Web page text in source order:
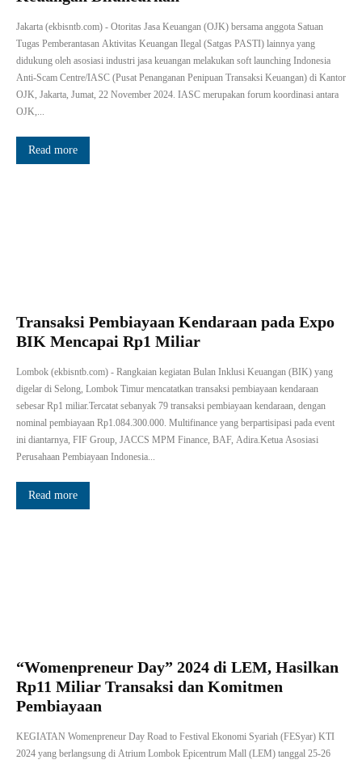
Jakarta (ekbisntb.com) - Otoritas Jasa Keuangan (OJK) bersama anggota Satuan
Tugas Pemberantasan Aktivitas Keuangan Ilegal (Satgas PASTI) lainnya yang
didukung oleh asosiasi industri jasa keuangan melakukan soft launching Indonesia
Anti-Scam Centre/IASC (Pusat Penanganan Penipuan Transaksi Keuangan) di Kantor
OJK, Jakarta, Jumat, 22 November 2024. IASC merupakan forum koordinasi antara
OJK,...
Read more
Transaksi Pembiayaan Kendaraan pada Expo
BIK Mencapai Rp1 Miliar
Lombok (ekbisntb.com) - Rangkaian kegiatan Bulan Inklusi Keuangan (BIK) yang
digelar di Selong, Lombok Timur mencatatkan transaksi pembiayaan kendaraan
sebesar Rp1 miliar.Tercatat sebanyak 79 transaksi pembiayaan kendaraan, dengan
nominal pembiayaan Rp1.084.300.000. Multifinance yang berpartisipasi pada event
ini diantarnya, FIF Group, JACCS MPM Finance, BAF, Adira.Ketua Asosiasi
Perusahaan Pembiayaan Indonesia...
Read more
“Womenpreneur Day” 2024 di LEM, Hasilkan
Rp11 Miliar Transaksi dan Komitmen
Pembiayaan
KEGIATAN Womenpreneur Day Road to Festival Ekonomi Syariah (FESyar) KTI
2024 yang berlangsung di Atrium Lombok Epicentrum Mall (LEM) tanggal 25-26